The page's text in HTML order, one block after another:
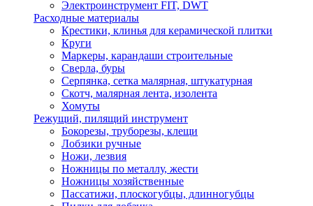
Электроинструмент FIT, DWT
Расходные материалы
Крестики, клинья для керамической плитки
Круги
Маркеры, карандаши строительные
Сверла, буры
Серпянка, сетка малярная, штукатурная
Скотч, малярная лента, изолента
Хомуты
Режущий, пилящий инструмент
Бокорезы, труборезы, клещи
Лобзики ручные
Ножи, лезвия
Ножницы по металлу, жести
Ножницы хозяйственные
Пассатижи, плоскогубцы, длинногубцы